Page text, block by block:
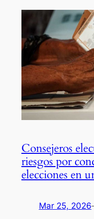
Consejeros
riesgos por
elecciones en
Mar 25, 2026